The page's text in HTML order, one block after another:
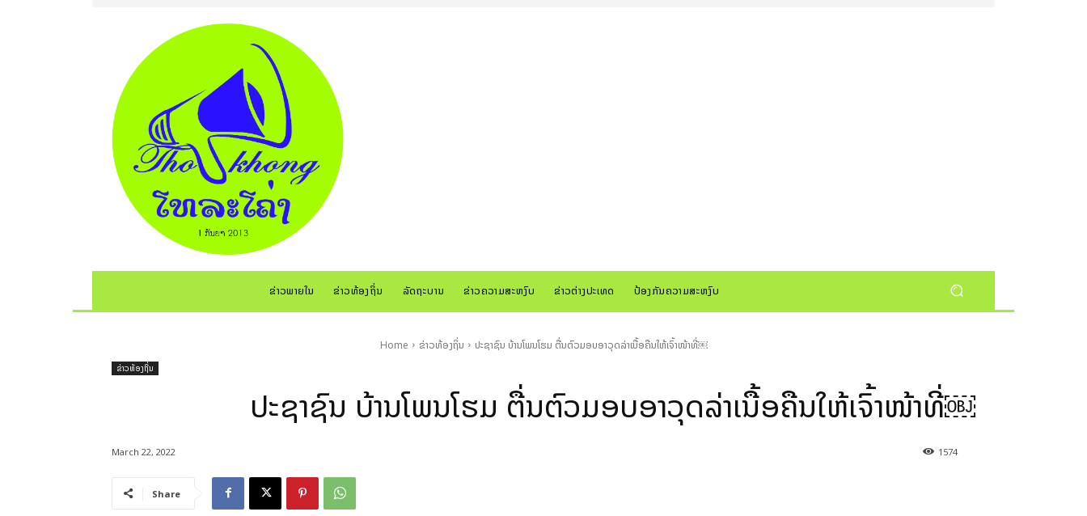
ຂ່າວພາຍໃນ ຂ່າວທ້ອງຖິ່ນ ລັດຖະບານ ຂ່າວຄວາມສະຫງົບ ຂ່າວຕ່າງປະເທດ ປ້ອງກັນຄວາມສະຫງົບ
Home ຂ່າວທ້ອງຖິ່ນ ປະຊາຊົນ ບ້ານໂພນໂຮມ ຕື່ນຕົວມອບອາວຸດລ່າເນື້ອຄືນໃຫ້ເຈົ້າໜ້າທີ່￼
ຂ່າວທ້ອງຖິ່ນ
ປະຊາຊົນ ບ້ານໂພນໂຮມ ຕື່ນຕົວມອບອາວຸດລ່າເນື້ອຄືນໃຫ້ເຈົ້າໜ້າທີ່￼
1574
March 22, 2022
Share